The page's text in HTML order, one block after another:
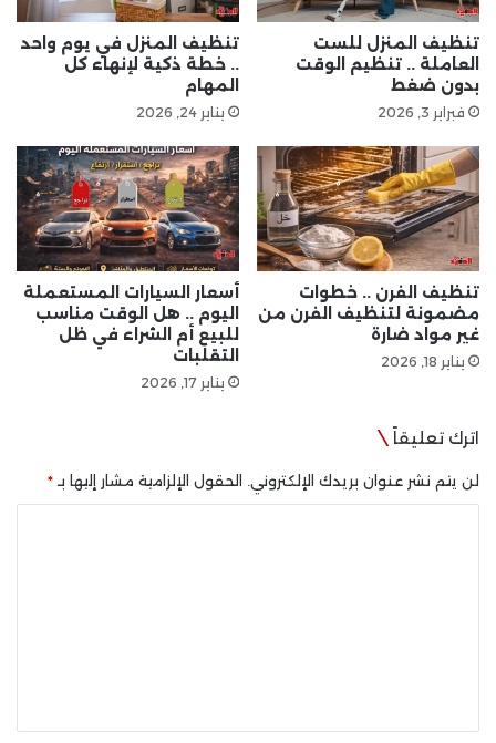
تنظيف المنزل للست
العاملة .. تنظيم الوقت
بدون ضغط
فبراير 3, 2026
تنظيف المنزل في يوم واحد
.. خطة ذكية لإنهاء كل
المهام
يناير 24, 2026
تنظيف الفرن .. خطوات
مضمونة لتنظيف الفرن من
غير مواد ضارة
يناير 18, 2026
أسعار السيارات المستعملة
اليوم .. هل الوقت مناسب
للبيع أم الشراء في ظل
التقلبات
يناير 17, 2026
اترك تعليقاً
لن يتم نشر عنوان بريدك الإلكتروني. الحقول الإلزامية مشار إليها بـ *